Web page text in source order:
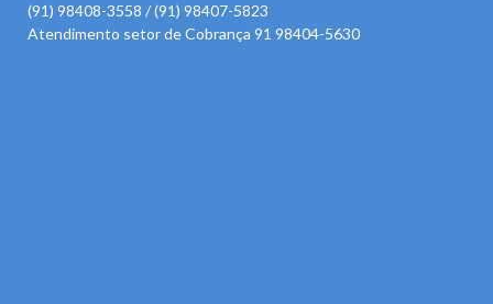
(91) 98408-3558 / (91) 98407-5823
Atendimento setor de Cobrança 91 98404-5630